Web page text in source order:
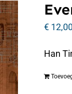
€
Han